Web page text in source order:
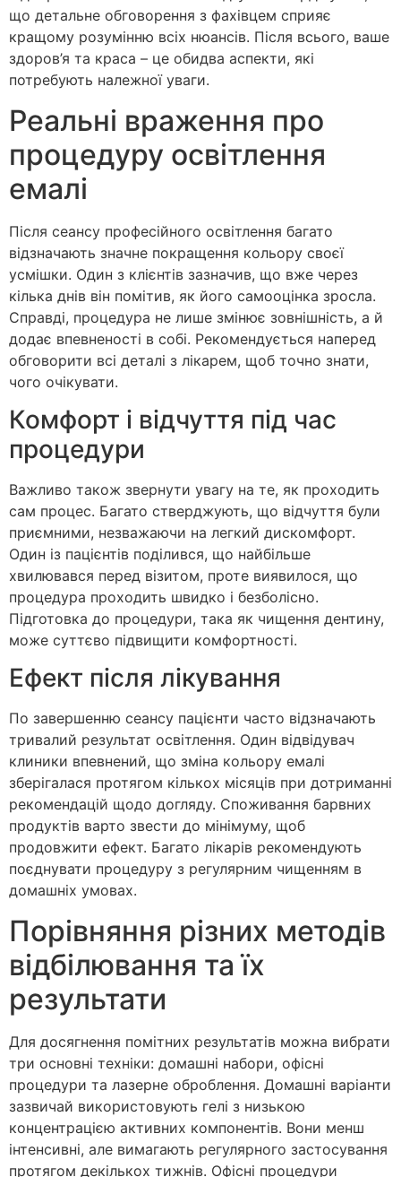
що детальне обговорення з фахівцем сприяє
кращому розумінню всіх нюансів. Після всього, ваше
здоров’я та краса – це обидва аспекти, які
потребують належної уваги.
Реальні враження про
процедуру освітлення
емалі
Після сеансу професійного освітлення багато
відзначають значне покращення кольору своєї
усмішки. Один з клієнтів зазначив, що вже через
кілька днів він помітив, як його самооцінка зросла.
Справді, процедура не лише змінює зовнішність, а й
додає впевненості в собі. Рекомендується наперед
обговорити всі деталі з лікарем, щоб точно знати,
чого очікувати.
Комфорт і відчуття під час
процедури
Важливо також звернути увагу на те, як проходить
сам процес. Багато стверджують, що відчуття були
приємними, незважаючи на легкий дискомфорт.
Один із пацієнтів поділився, що найбільше
хвилювався перед візитом, проте виявилося, що
процедура проходить швидко і безболісно.
Підготовка до процедури, така як чищення дентину,
може суттєво підвищити комфортності.
Ефект після лікування
По завершенню сеансу пацієнти часто відзначають
тривалий результат освітлення. Один відвідувач
клиники впевнений, що зміна кольору емалі
зберігалася протягом кількох місяців при дотриманні
рекомендацій щодо догляду. Споживання барвних
продуктів варто звести до мінімуму, щоб
продовжити ефект. Багато лікарів рекомендують
поєднувати процедуру з регулярним чищенням в
домашніх умовах.
Порівняння різних методів
відбілювання та їх
результати
Для досягнення помітних результатів можна вибрати
три основні техніки: домашні набори, офісні
процедури та лазерне оброблення. Домашні варіанти
зазвичай використовують гелі з низькою
концентрацією активних компонентів. Вони менш
інтенсивні, але вимагають регулярного застосування
протягом декількох тижнів. Офісні процедури